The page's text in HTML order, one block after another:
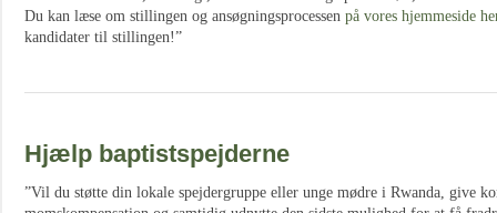
Du kan læse om stillingen og ansøgningsprocessen på vores hjemmeside
kandidater til stillingen!”
Hjælp baptistspejderne
”Vil du støtte din lokale spejdergruppe eller unge mødre i Rwanda, give